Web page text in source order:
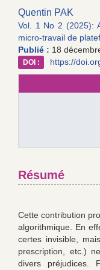
Quentin PAK
Vol. 1 No 2 (2025):
micro-travail de
Publié : 18
DOI : https://
Résumé
Cette contribution
algorithmique. En
certes invisible,
prescription, etc.)
divers préjudices.